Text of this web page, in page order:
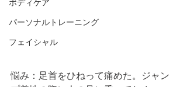
ボディケア
パーソナルトレーニング
フェイシャル
悩み：足首をひねって痛めた。ジャン